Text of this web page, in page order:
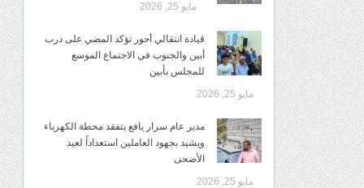
مايو 25, 2026
قيادة انتقالي أحور تؤكد المضي على درب
أبين والجنوب في الاجتماع الموسع
للمجلس بأبين
مايو 25, 2026
مدير عام سرار يافع يتفقد محطة الكهرباء
ويشيد بجهود العاملين استعداداً لعيد
الأضحى
مايو 25, 2026